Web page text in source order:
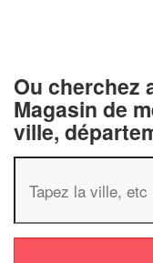
Ou cherchez
Magasin de
ville,